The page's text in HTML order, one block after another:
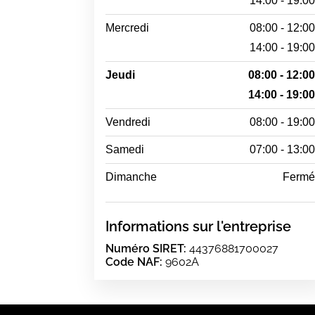
Mercredi
08:00 - 12:00
14:00 - 19:00
Jeudi
08:00 - 12:00
14:00 - 19:00
Vendredi 08:00 - 19:00
Samedi 07:00 - 13:00
Dimanche Fermé
Informations sur l'entreprise
Numéro SIRET: 44376881700027
Code NAF: 9602A